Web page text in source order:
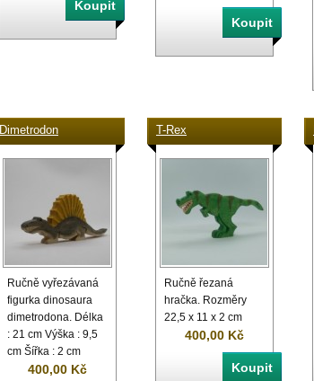
Dimetrodon
Ručně vyřezávaná
figurka dinosaura
dimetrodona. Délka
: 21 cm Výška : 9,5
cm Šířka : 2 cm
400,00 Kč
T-Rex
Ručně řezaná
hračka. Rozměry
22,5 x 11 x 2 cm
400,00 Kč